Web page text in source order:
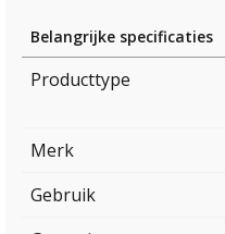
Belangrijke specificaties
Producttype
Merk
Gebruik